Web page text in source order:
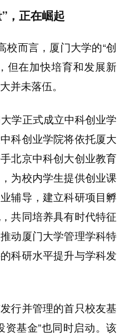
，正在崛起
校而言，厦门大学的“创
但在加快培育和发展新
并未落伍。
学正式成立中科创业学
科创业学院将依托厦大
北京中科创大创业教育
为校内学生提供创业课
辅导，建立科研项目孵
共同培养具有时代特征
动厦门大学管理学科特
科研水平提升与学科发
行并管理的首只校友基
资基金”也同时启动。该